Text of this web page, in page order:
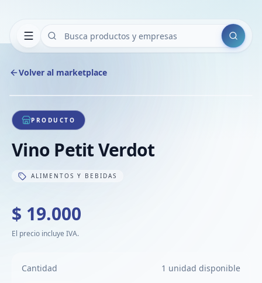
Buscar
Volver al marketplace
1/1
PRODUCTO
Vino Petit Verdot
ALIMENTOS Y BEBIDAS
$ 19.000
El precio incluye IVA.
Cantidad 1 unidad disponible